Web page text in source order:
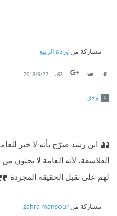
مشاركة من وردة الربيع
22‏/9‏/2018
أوافق
ابن رشد صرّح بأنه لا خير
الفلاسفة، لأنه العامة لا يجنون من
لهم على تقبل الحقيقة المجردة
مشاركة من zahra mansour